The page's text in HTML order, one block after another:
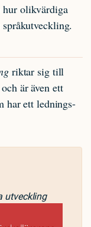
hur olikvärdiga
riktar sig till
är även ett
har ett lednings-
utveckling